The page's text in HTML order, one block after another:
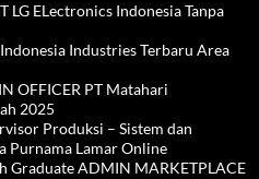
LG ELectronics Indonesia Tanpa
Industries Terbaru Area
OFFICER PT Matahari
2025
Produksi – Sistem dan
Purnama Lamar Online
Graduate ADMIN MARKETPLACE